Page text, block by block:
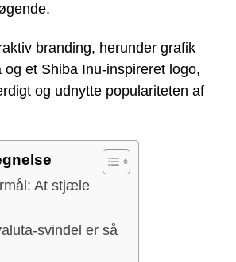
branding, herunder grafik
og et Shiba Inu-inspireret logo,
og udnytte populariteten af
At stjæle
svindel er så